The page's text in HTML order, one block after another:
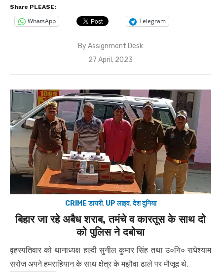
Share PLEASE:
WhatsApp Telegram
ByAssignment Desk
Posted
27 April, 2023
CRIME डायरी, UP लाइव,देश दुनिया
बिहार जा रहे अबैध शराब, तमंचे व कारतूस के साथ दो
को पुलिस ने दबोचा
वृहस्पतिवार को थानाध्यक्ष हल्दी सुनील कुमार सिंह तथा उ०नि० राधेश्याम
सरोज अपने हमराहियान के साथ क्षेत्र के मझौवा ढाले पर मौजूद थे.